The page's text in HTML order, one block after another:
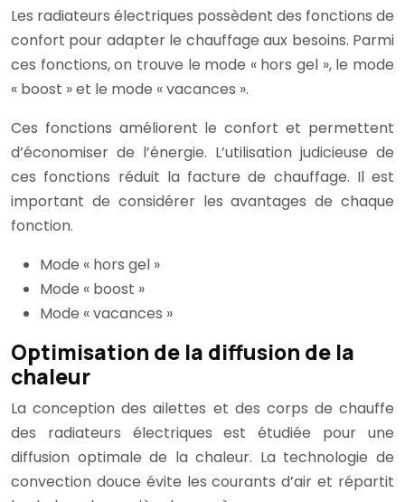
Les radiateurs électriques possèdent des fonctions de
confort pour adapter le chauffage aux besoins. Parmi
ces fonctions, on trouve le mode « hors gel », le mode
« boost » et le mode « vacances ».
Ces fonctions améliorent le confort et permettent
d’économiser de l’énergie. L’utilisation judicieuse de
ces fonctions réduit la facture de chauffage. Il est
important de considérer les avantages de chaque
fonction.
Mode « hors gel »
Mode « boost »
Mode « vacances »
Optimisation de la diffusion de la
chaleur
La conception des ailettes et des corps de chauffe
des radiateurs électriques est étudiée pour une
diffusion optimale de la chaleur. La technologie de
convection douce évite les courants d’air et répartit